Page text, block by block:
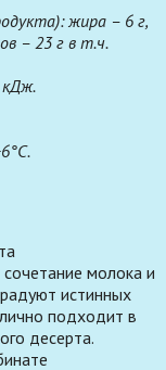
жира – 6 г,
– 23 г в т.ч.
кДж.
молока и
истинных
подходит в
десерта.